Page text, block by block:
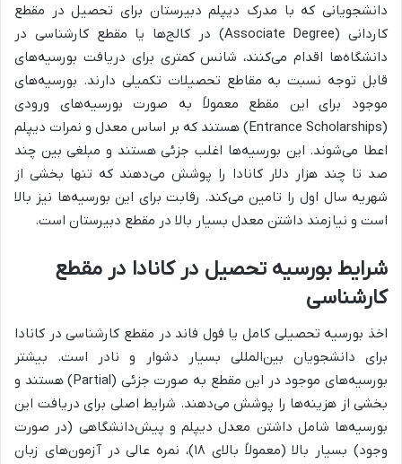
دانشجویانی که با مدرک دیپلم دبیرستان برای تحصیل در مقطع
کاردانی (Associate Degree) در کالج‌ها یا مقطع کارشناسی در
دانشگاه‌ها اقدام می‌کنند، شانس کمتری برای دریافت بورسیه‌های
قابل توجه نسبت به مقاطع تحصیلات تکمیلی دارند. بورسیه‌های
موجود برای این مقطع معمولاً به صورت بورسیه‌های ورودی
(Entrance Scholarships) هستند که بر اساس معدل و نمرات دیپلم
اعطا می‌شوند. این بورسیه‌ها اغلب جزئی هستند و مبلغی بین چند
صد تا چند هزار دلار کانادا را پوشش می‌دهند که تنها بخشی از
شهریه سال اول را تامین می‌کند. رقابت برای این بورسیه‌ها نیز بالا
است و نیازمند داشتن معدل بسیار بالا در مقطع دبیرستان است.
شرایط بورسیه تحصیل در کانادا در مقطع
کارشناسی
اخذ بورسیه تحصیلی کامل یا فول فاند در مقطع کارشناسی در کانادا
برای دانشجویان بین‌المللی بسیار دشوار و نادر است. بیشتر
بورسیه‌های موجود در این مقطع به صورت جزئی (Partial) هستند و
بخشی از هزینه‌ها را پوشش می‌دهند. شرایط اصلی برای دریافت این
بورسیه‌ها شامل داشتن معدل دیپلم و پیش‌دانشگاهی (در صورت
وجود) بسیار بالا (معمولاً بالای ۱۸)، نمره عالی در آزمون‌های زبان